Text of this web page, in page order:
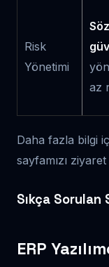
Risk
Yönetimi
az
Daha fazla bilgi
sayfamızı
Sıkça Sorulan
ERP